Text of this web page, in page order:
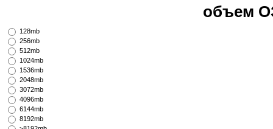
объем
128mb
256mb
512mb
1024mb
1536mb
2048mb
3072mb
4096mb
6144mb
8192mb